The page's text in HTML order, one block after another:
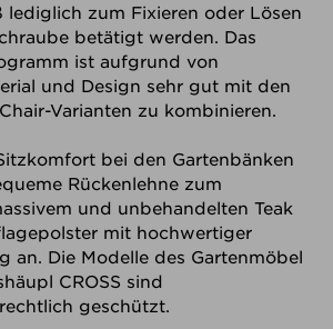
lediglich zum Fixieren oder Lösen
betätigt werden. Das
ist aufgrund von
und Design sehr gut mit den
Varianten zu kombinieren.
bei den Gartenbänken
Rückenlehne zum
und unbehandelten Teak
mit hochwertiger
an. Die Modelle des Gartenmöbel
CROSS sind
geschützt.